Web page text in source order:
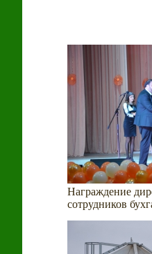
Награждение
сотрудников